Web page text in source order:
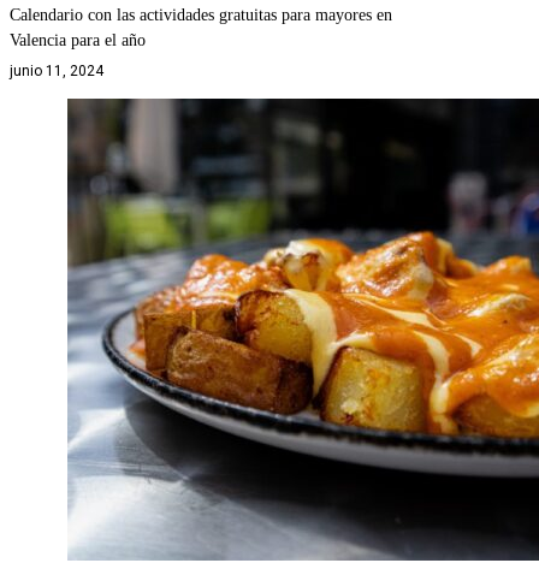
Calendario con las actividades gratuitas para mayores en
Valencia para el año
junio 11, 2024